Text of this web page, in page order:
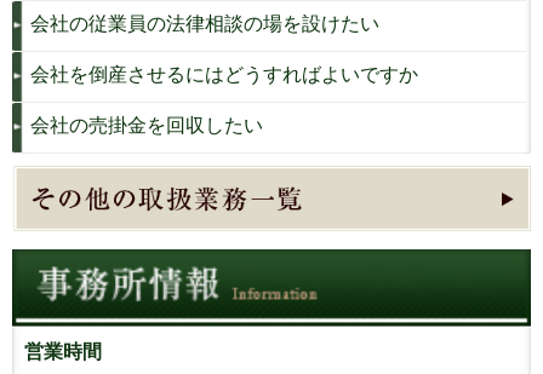
会社の従業員の法律相談の場を設けたい
会社を倒産させるにはどうすればよいですか
会社の売掛金を回収したい
営業時間